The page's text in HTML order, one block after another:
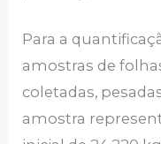
Para a
amostras de
coletadas,
amostra